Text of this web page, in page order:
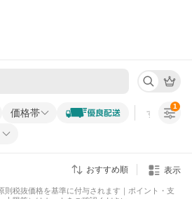
価格帯 すべての条
1
おすすめ順 表示
則税抜価格を基準に付与されます｜ポイント・支